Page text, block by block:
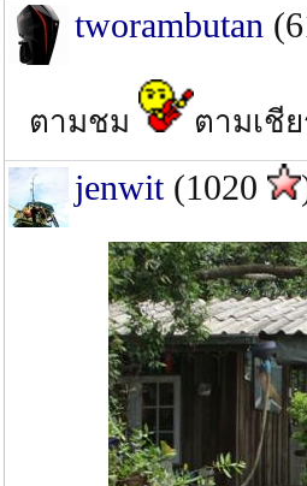
tworambutan
ตามชม ตามเชี
jenwit(1020